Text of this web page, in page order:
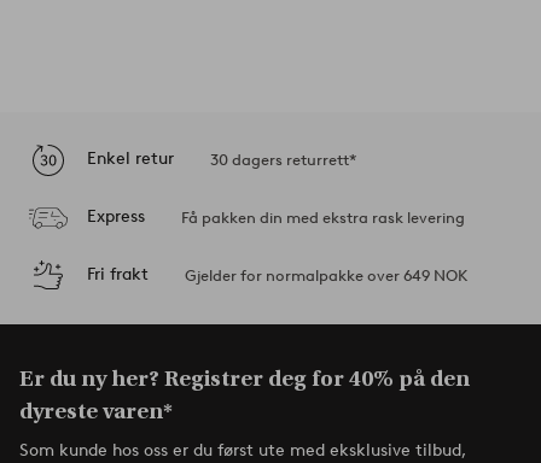
Enkel retur 30 dagers returrett*
Express Få pakken din med ekstra rask levering
Fri frakt Gjelder for normalpakke over 649 NOK
Er du ny her? Registrer deg for 40% på den
dyreste varen*
Som kunde hos oss er du først ute med eksklusive tilbud,